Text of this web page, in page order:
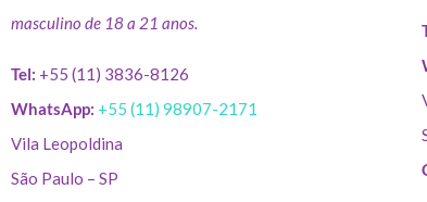
masculino de 18 a 21 anos.
Tel: +55 (11) 3836-8126
WhatsApp: +55 (11) 98907-2171
Vila Leopoldina
São Paulo – SP